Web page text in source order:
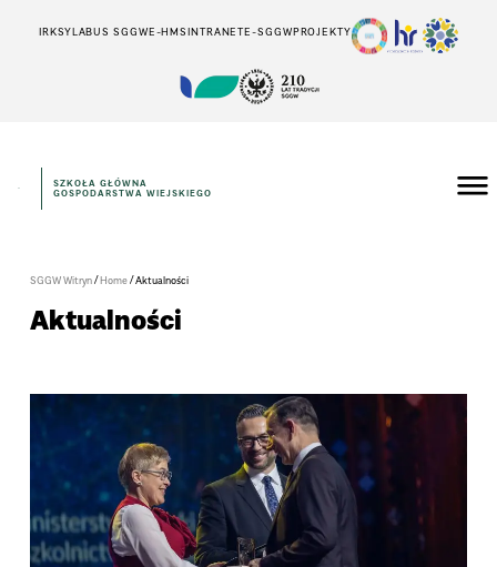
IRKSYLABUS SGGWE-HMSINTRANETE-SGGWPROJEKTY
SZKOŁA GŁÓWNA
GOSPODARSTWA WIEJSKIEGO
SGGW Witryn/Home/Aktualności
Aktualności